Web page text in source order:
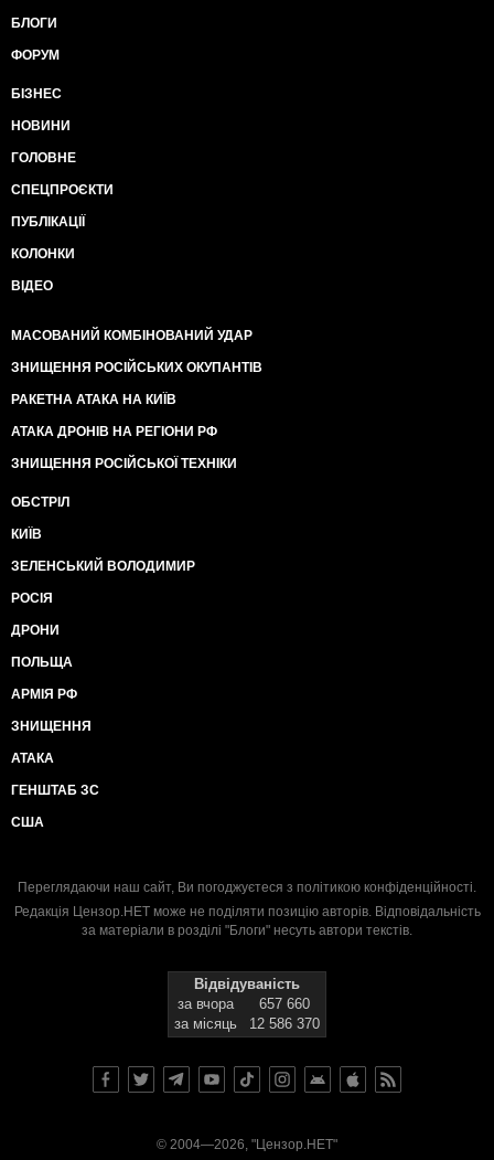
БЛОГИ
ФОРУМ
БІЗНЕС
НОВИНИ
ГОЛОВНЕ
СПЕЦПРОЄКТИ
ПУБЛІКАЦІЇ
КОЛОНКИ
ВІДЕО
МАСОВАНИЙ КОМБІНОВАНИЙ УДАР
ЗНИЩЕННЯ РОСІЙСЬКИХ ОКУПАНТІВ
РАКЕТНА АТАКА НА КИЇВ
АТАКА ДРОНІВ НА РЕГІОНИ РФ
ЗНИЩЕННЯ РОСІЙСЬКОЇ ТЕХНІКИ
ОБСТРІЛ
КИЇВ
ЗЕЛЕНСЬКИЙ ВОЛОДИМИР
РОСІЯ
ДРОНИ
ПОЛЬЩА
АРМІЯ РФ
ЗНИЩЕННЯ
АТАКА
ГЕНШТАБ ЗС
США
Переглядаючи наш сайт, Ви погоджуєтеся з політикою конфіденційності.
Редакція Цензор.НЕТ може не поділяти позицію авторів. Відповідальність
за матеріали в розділі "Блоги" несуть автори текстів.
Відвідуваність
за вчора
657 660
за місяць
12 586 370
© 2004—2026, "Цензор.НЕТ"